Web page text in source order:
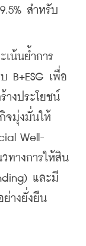
สำหรับ
น้นย้ำการ
B+ESG เพื่อ
างประโยชน์
จมุ่งมั่นให้
Well-
ทางการให้สิน
และมี
ย่างยั่งยืน